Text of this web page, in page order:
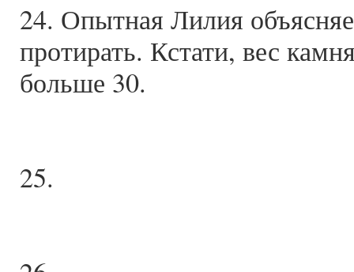
24. Опытная Лилия
протирать. Кстати, вес
больше 30.
25.